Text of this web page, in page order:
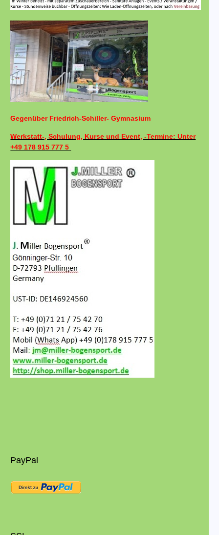
Gegenüber Friedrich-Schiller- Gymnasium
Werkstatt-, Schulung, Kurse und Event, -Termine: Unter
+49 178 915 777 5
PayPal